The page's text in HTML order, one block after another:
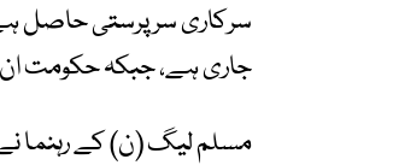
سرکاری سرپرستی حاصل
جاری ہے، جبکہ حکومت ان
مسلم لیگ (ن) کے رہنما نے